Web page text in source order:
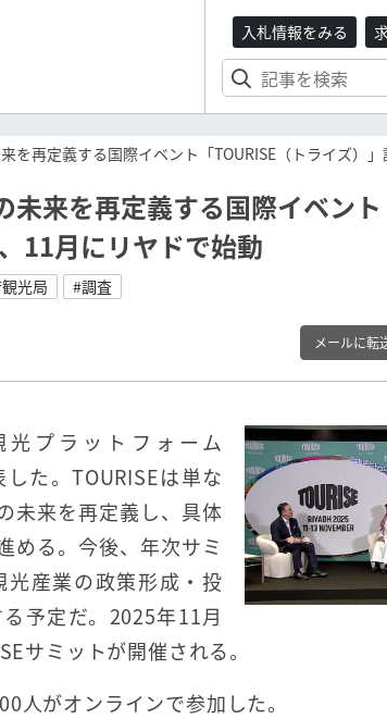
入札情報をみる
を再定義する国際イベント「TOURISE（トライズ）
来を再定義する国際イベント
11月にリヤドで始動
光局 #調査
メールに転
プラットフォーム
た。TOURISEは単な
未来を再定義し、具体
める。今後、年次サミ
産業の政策形成・投
予定だ。2025年11月
サミットが開催される。
人がオンラインで参加した。